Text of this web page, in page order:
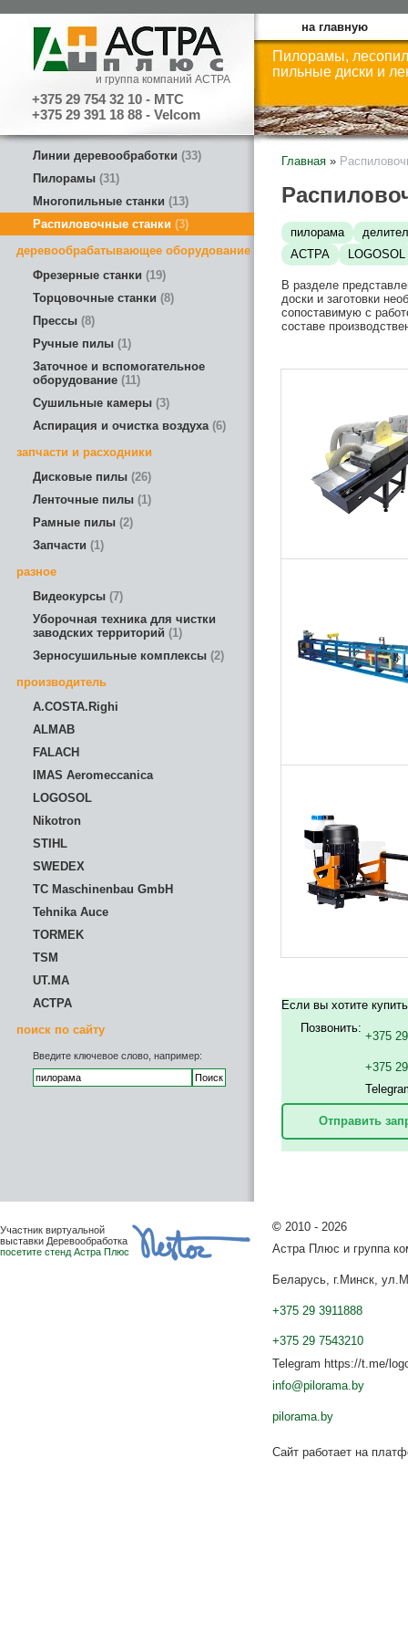
и группа компаний АСТРА
+375 29 754 32 10 - МТС
+375 29 391 18 88 - Velcom
на главную
Пилорамы,
пильные диски и
Линии деревообработки 33
Пилорамы 31
Многопильные станки
13
Распиловочные станки 3
деревообрабатывающее оборудование
Фрезерные станки
19
Торцовочные станки 8
Прессы 8
Ручные пилы 1
Заточное и вспомогательное
оборудование 11
Сушильные камеры 3
Аспирация и очистка воздуха 6
запчасти и расходники
Дисковые пилы 26
Ленточные пилы 1
Рамные пилы 2
Запчасти
1
разное
Видеокурсы 7
Уборочная техника для чистки
заводских территорий
1
Зерносушильные комплексы 2
производитель
A.COSTA.Righi
ALMAB
FALACH
IMAS Aeromeccanica
LOGOSOL
Nikotron
STIHL
SWEDEX
TC Maschinenbau GmbH
Tehnika Auce
TORMEK
TSM
UT.MA
АСТРА
поиск по сайту
Введите ключевое слово, например:
Главная »
пилорама
АСТРА
LOGOSOL
В разделе
доски и заготовки
сопоставимую с
составе
Если вы хотите
Позвонить:
+375
+375
Отправить
Участник виртуальной
выставки Деревообработка
посетите стенд Астра Плюс
© 2010 - 2026
Астра Плюс и группа
Беларусь, г.Минск,
+375 29 3911888
+375 29 7543210
Telegram https://t.me/
info@pilorama.by
pilorama.by
Сайт работает на